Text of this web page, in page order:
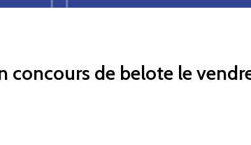
concours de belote le